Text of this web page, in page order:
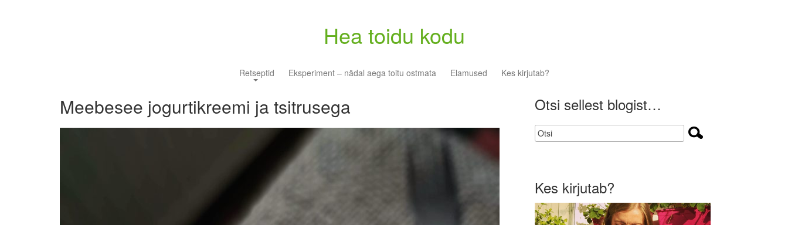
Hea toidu kodu
Retseptid Eksperiment – nädal aega toitu ostmata Elamused Kes kirjutab?
Meebesee jogurtikreemi ja tsitrusega Otsi sellest blogist…
Kes kirjutab?